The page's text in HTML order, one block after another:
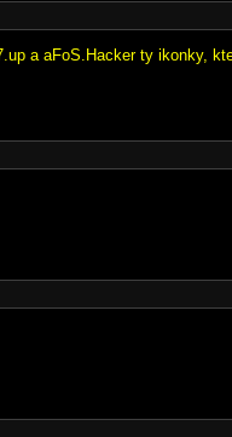
a aFoS.Hacker ty ikonky,